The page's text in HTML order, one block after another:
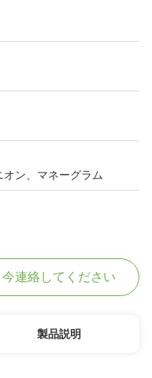
ン、マネーグラム
今連絡してください
製品説明